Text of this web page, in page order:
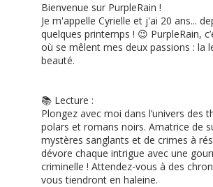
Bienvenue sur PurpleRain !
Je m'appelle Cyrielle et j'ai 20 ans...
quelques printemps ! 😉 PurpleRain,
où se mêlent mes deux passions : la
beauté.
📚 Lecture :
Plongez avec moi dans l’univers des
polars et romans noirs. Amatrice de
mystères sanglants et de crimes à
dévore chaque intrigue avec une
criminelle ! Attendez-vous à des
vous tiendront en haleine.